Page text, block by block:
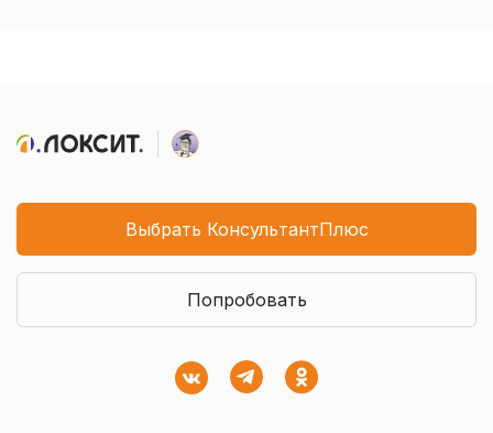
Выбрать КонсультантПлюс
Попробовать